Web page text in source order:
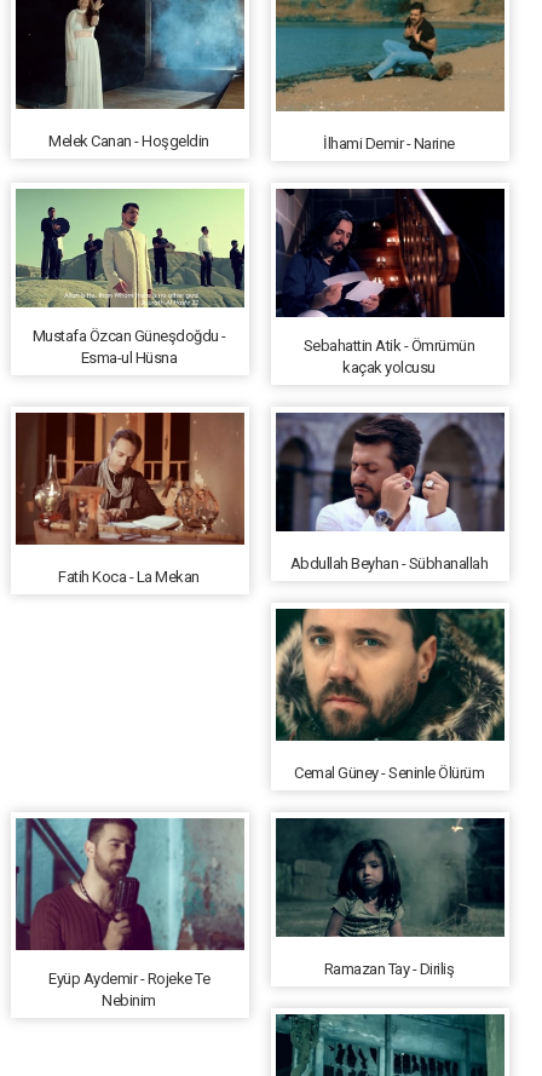
Melek Canan - Hoşgeldin İlhami Demir - Narine
Mustafa Özcan Güneşdoğdu -
Esma-ul Hüsna
Sebahattin Atik - Ömrümün
kaçak yolcusu
Fatih Koca - La Mekan
Abdullah Beyhan - Sübhanallah
Cemal Güney - Seninle Ölürüm
Eyüp Aydemir - Rojeke Te
Nebinim
Ramazan Tay - Diriliş